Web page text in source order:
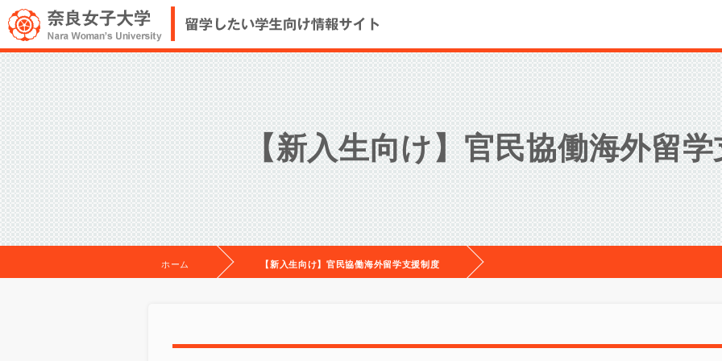
【新入生向け】官民協働海外留
ホーム 【新入生向け】官民協働海外留学支援制度